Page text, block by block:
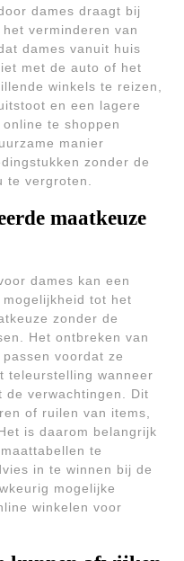
dames draagt bij
verminderen van
dames vanuit huis
met de auto of het
winkels te reizen,
en een lagere
te shoppen
manier
zonder de
te vergroten.
maatkeuze
dames kan een
tot het
zonder de
Het ontbreken van
voordat ze
teleurstelling wanneer
de verwachtingen. Dit
of ruilen van items,
is daarom belangrijk
te
in te winnen bij de
mogelijke
winkelen voor